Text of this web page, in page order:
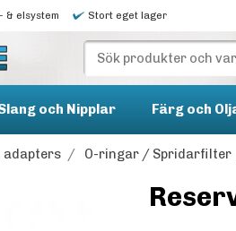
& elsystem Stort eget lager
och Nipplar Färg och
adapters / O-ringar / Spridarfilter